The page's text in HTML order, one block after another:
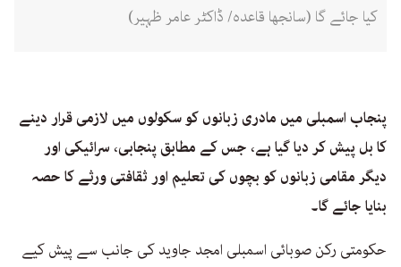
کیا جائے گا (سانجھا قاعدہ/ ڈاکٹر عامر ظہیر)
پنجاب اسمبلی میں مادری زبانوں کو سکولوں میں لازمی قرار دینے
کا بل پیش کر دیا گیا ہے، جس کے مطابق پنجابی، سرائیکی اور
دیگر مقامی زبانوں کو بچوں کی تعلیم اور ثقافتی ورثے کا حصہ
بنایا جائے گا۔
حکومتی رکن صوبائی اسمبلی امجد جاوید کی جانب سے پیش کیے